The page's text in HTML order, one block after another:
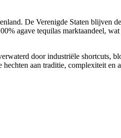
De Verenigde Staten blijven
agave tequilas marktaandeel,
door industriële shortcuts,
hechten aan traditie, complexiteit